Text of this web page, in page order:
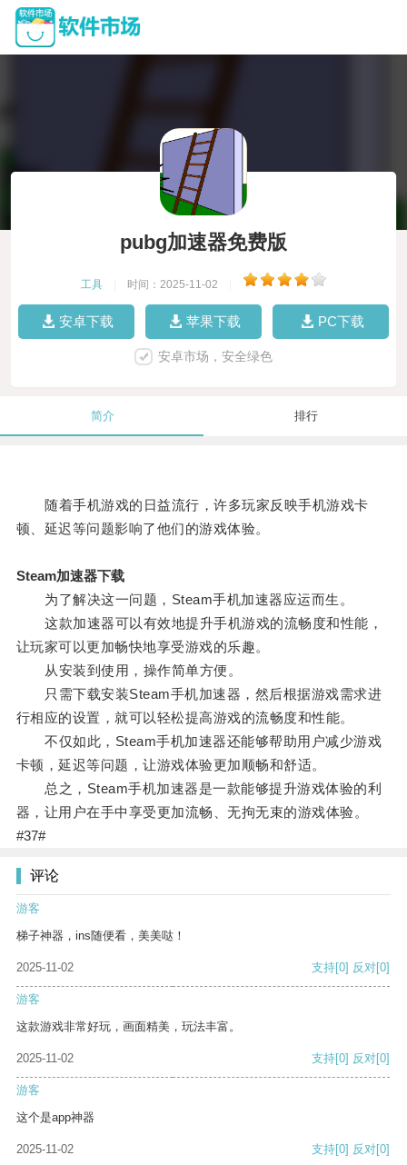
pubg加速器免费版
工具 时间：2025-11-02
安卓下载 苹果下载 PC下载
安卓市场，安全绿色
简介 排行
随着手机游戏的日益流行，许多玩家反映手机游戏卡
顿、延迟等问题影响了他们的游戏体验。
Steam加速器下载
为了解决这一问题，Steam手机加速器应运而生。
这款加速器可以有效地提升手机游戏的流畅度和性能，
让玩家可以更加畅快地享受游戏的乐趣。
从安装到使用，操作简单方便。
只需下载安装Steam手机加速器，然后根据游戏需求进
行相应的设置，就可以轻松提高游戏的流畅度和性能。
不仅如此，Steam手机加速器还能够帮助用户减少游戏
卡顿，延迟等问题，让游戏体验更加顺畅和舒适。
总之，Steam手机加速器是一款能够提升游戏体验的利
器，让用户在手中享受更加流畅、无拘无束的游戏体验。
#37#
评论
游客
梯子神器，ins随便看，美美哒！
2025-11-02 支持[0] 反对[0]
游客
这款游戏非常好玩，画面精美，玩法丰富。
2025-11-02 支持[0] 反对[0]
游客
这个是app神器
2025-11-02 支持[0] 反对[0]